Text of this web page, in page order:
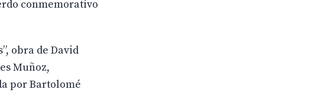
conmemorativo
obra de David
Muñoz,
por Bartolomé